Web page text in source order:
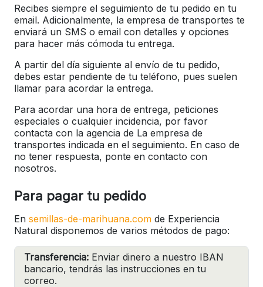
Recibes siempre el seguimiento de tu pedido en tu
email. Adicionalmente, la empresa de transportes te
enviará un SMS o email con detalles y opciones
para hacer más cómoda tu entrega.
A partir del día siguiente al envío de tu pedido,
debes estar pendiente de tu teléfono, pues suelen
llamar para acordar la entrega.
Para acordar una hora de entrega, peticiones
especiales o cualquier incidencia, por favor
contacta con la agencia de La empresa de
transportes indicada en el seguimiento. En caso de
no tener respuesta, ponte en contacto con
nosotros.
Para pagar tu pedido
En semillas-de-marihuana.com de Experiencia
Natural disponemos de varios métodos de pago:
Transferencia: Enviar dinero a nuestro IBAN
bancario, tendrás las instrucciones en tu
correo.